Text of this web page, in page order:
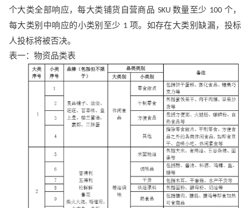
个大类全部响应，每大类铺货自营商品 SKU数量至少 100 个，
每大类别中响应的小类别至少 1 项。如存在大类别缺漏，投标
人投标将被否决。
表一：物资品类表